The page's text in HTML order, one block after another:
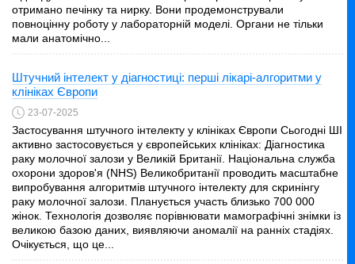
отримано печінку та нирку. Вони продемонстрували
повноцінну роботу у лабораторній моделі. Органи не тільки
мали анатомічно...
Штучний інтелект у діагностиці: перші лікарі-алгоритми у
клініках Європи
23-07-2025
Застосування штучного інтелекту у клініках Європи Сьогодні ШІ
активно застосовується у європейських клініках: Діагностика
раку молочної залози у Великій Британії. Національна служба
охорони здоров'я (NHS) Великобританії проводить масштабне
випробування алгоритмів штучного інтелекту для скринінгу
раку молочної залози. Планується участь близько 700 000
жінок. Технологія дозволяє порівнювати мамографічні знімки із
великою базою даних, виявляючи аномалії на ранніх стадіях.
Очікується, що це...